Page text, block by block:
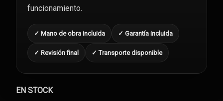
funcionamiento.
✓ Mano de obra incluida ✓ Garantía incluida
✓ Revisión final ✓ Transporte disponible
EN STOCK